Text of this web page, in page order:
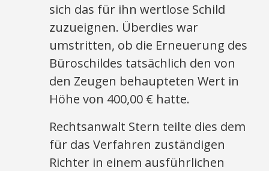
sich das für ihn wertlose Schild
zuzueignen. Überdies war
umstritten, ob die Erneuerung des
Büroschildes tatsächlich den von
den Zeugen behaupteten Wert in
Höhe von 400,00 € hatte.
Rechtsanwalt Stern teilte dies dem
für das Verfahren zuständigen
Richter in einem ausführlichen